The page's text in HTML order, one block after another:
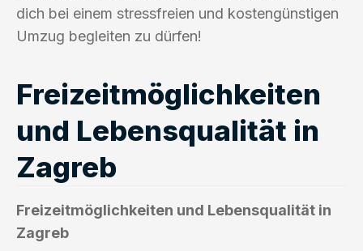
dich bei einem stressfreien und kostengünstigen
Umzug begleiten zu dürfen!
Freizeitmöglichkeiten
und Lebensqualität in
Zagreb
Freizeitmöglichkeiten und Lebensqualität in
Zagreb